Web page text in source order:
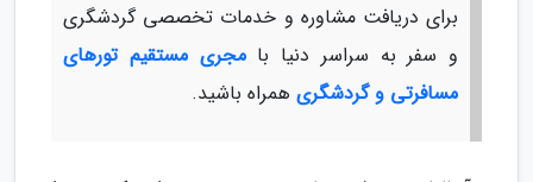
برای دریافت مشاوره و خدمات تخصصی گردشگری
و سفر به سراسر دنیا بامجری مستقیم تورهای
مسافرتی و گردشگری همراه باشید.